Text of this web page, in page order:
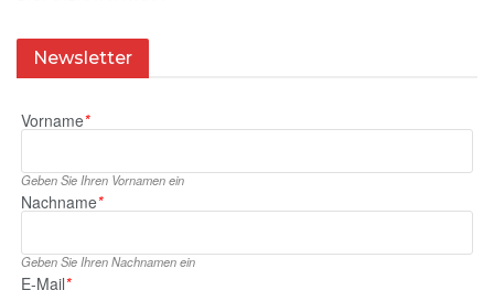
Newsletter
Vorname*
Geben Sie Ihren Vornamen ein
Nachname*
Geben Sie Ihren Nachnamen ein
E‑Mail*